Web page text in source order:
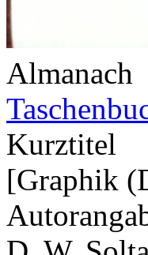
Almanach
Kurztitel
[Graphik